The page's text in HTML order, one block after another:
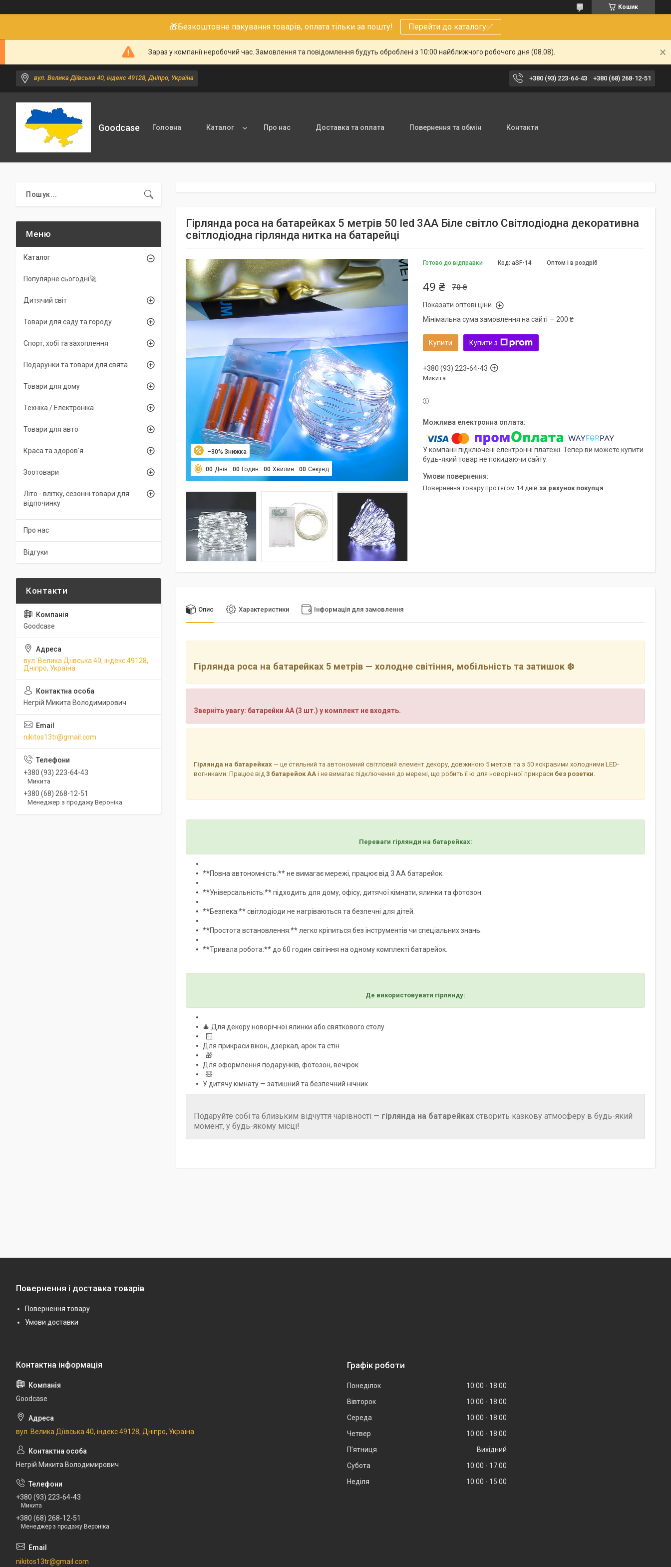
Кошик
🎁Безкоштовне пакування товарів, оплата тільки за пошту! Перейти до каталогу✅
Зараз у компанії неробочий час. Замовлення та повідомлення будуть оброблені з 10:00 найближчого робочого дня (08.08).
вул. Велика Діївська 40, індекс 49128, Дніпро, Україна +380 (93) 223-64-43 +380 (68) 268-12-51
Goodcase Головна Каталог Про нас Доставка та оплата Повернення та обмін Контакти
Гірлянда роса на батарейках 5 метрів 50 led 3AA Біле світло Світлодіодна декоративна
світлодіодна гірлянда нитка на батарейці
–30%
00 Днів 00 Годин 00 Хвилин 00 Секунд
Готово до відправки Оптом і в роздріб
Код: aSF-14
70 ₴
49 ₴
Показати оптові ціни
Мінімальна сума замовлення на сайті — 200 ₴
Купити Купити з
+380 (93) 223-64-43
Микита
У компанії підключені електронні платежі. Тепер ви можете купити
будь-який товар не покидаючи сайту.
повернення товару протягом 14 днів за рахунок покупця
Опис Характеристики Інформація для замовлення
Гірлянда роса на батарейках 5 метрів — холодне світіння, мобільність та затишок ❄️
Зверніть увагу: батарейки AA (3 шт.) у комплект не входять.
Гірлянда на батарейках — це стильний та автономний світловий елемент декору, довжиною 5 метрів та з 50 яскравими холодними LED-
вогниками. Працює від 3 батарейок AA і не вимагає підключення до мережі, що робить її ю для новорічної прикраси без розетки
Переваги гірлянди на батарейках:
**Повна автономність:** не вимагає мережі, працює від 3 AA батарейок.
**Універсальність:** підходить для дому, офісу, дитячої кімнати, ялинки та фотозон.
**Безпека:** світлодіоди не нагріваються та безпечні для дітей.
**Простота встановлення:** легко кріпиться без інструментів чи спеціальних знань.
**Тривала робота:** до 60 годин світіння на одному комплекті батарейок.
Де використовувати гірлянду:
🎄 Для декору новорічної ялинки або святкового столу
🪟
Для прикраси вікон, дзеркал, арок та стін
🎁
Для оформлення подарунків, фотозон, вечірок
🧸
У дитячу кімнату — затишний та безпечний нічник
Подаруйте собі та близьким відчуття чарівності — гірлянда на батарейках створить казкову атмосферу в будь-який
момент, у будь-якому місці!
Каталог
Популярне сьогодні🚀
Дитячий світ
Товари для саду та городу
Спорт, хобі та захоплення
Подарунки та товари для свята
Товари для дому
Техніка / Електроніка
Товари для авто
Краса та здоров'я
Зоотовари
Літо - влітку, сезонні товари для
відпочинку
Про нас
Відгуки
Goodcase
вул. Велика Діївська 40, індекс 49128,
Дніпро, Україна
Негрій Микита Володимирович
nikitos13tr@gmail.com
+380 (93) 223-64-43
Микита
+380 (68) 268-12-51
Менеджер з продажу Вероніка
Повернення і доставка товарів
Повернення товару
Умови доставки
Goodcase
вул. Велика Діївська 40, індекс 49128, Дніпро, Україна
Негрій Микита Володимирович
+380 (93) 223-64-43
Микита
+380 (68) 268-12-51
Менеджер з продажу Вероніка
nikitos13tr@gmail.com
Графік роботи
Понеділок 10:00
18:00
Вівторок
10:00
18:00
Середа
10:00
18:00
Четвер
10:00
18:00
Пʼятниця
Вихідний
Субота
10:00
17:00
Неділя
10:00 15:00